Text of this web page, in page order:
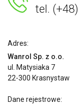
tel. (+48)
Adres:
Wanrol Sp. z o.o.
ul. Matysiaka 7
22-300 Krasnystaw
Dane rejestrowe: